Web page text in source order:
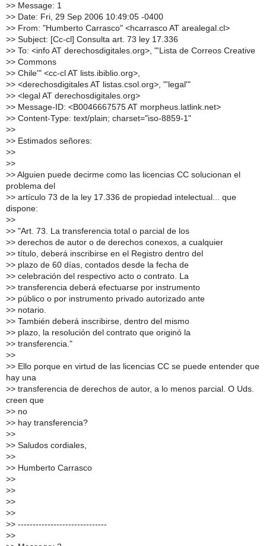
>> Message: 1
>> Date: Fri, 29 Sep 2006 10:49:05 -0400
>> From: "Humberto Carrasco" <hcarrasco AT arealegal.cl>
>> Subject: [Cc-cl] Consulta art. 73 ley 17.336
>> To: <info AT derechosdigitales.org>, "'Lista de Correos Creative
>> Commons
>> Chile'" <cc-cl AT lists.ibiblio.org>,
>> <derechosdigitales AT listas.csol.org>, "'legal'"
>> <legal AT derechosdigitales.org>
>> Message-ID: <B0046667575 AT morpheus.latlink.net>
>> Content-Type: text/plain; charset="iso-8859-1"
>>
>> Estimados señores:
>>
>>
>> Alguien puede decirme como las licencias CC solucionan el
problema del
>> artículo 73 de la ley 17.336 de propiedad intelectual... que
dispone:
>>
>> "Art. 73. La transferencia total o parcial de los
>> derechos de autor o de derechos conexos, a cualquier
>> título, deberá inscribirse en el Registro dentro del
>> plazo de 60 días, contados desde la fecha de
>> celebración del respectivo acto o contrato. La
>> transferencia deberá efectuarse por instrumento
>> público o por instrumento privado autorizado ante
>> notario.
>> También deberá inscribirse, dentro del mismo
>> plazo, la resolución del contrato que originó la
>> transferencia."
>>
>> Ello porque en virtud de las licencias CC se puede entender que
hay una
>> transferencia de derechos de autor, a lo menos parcial. O Uds.
creen que
>> no
>> hay transferencia?
>>
>> Saludos cordiales,
>>
>> Humberto Carrasco
>>
>>
>>
>>
>> ------------------------------
>>